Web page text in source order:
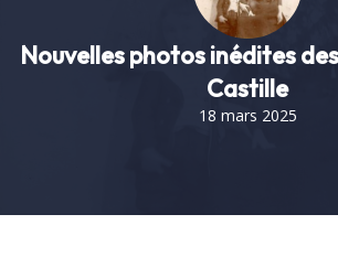
Nouvelles photos inédites
Castille
18 mars 2025